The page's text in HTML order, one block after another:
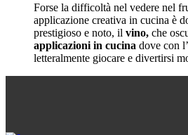
Forse la difficoltà nel vedere nel
applicazione creativa in cucina è
prestigioso e noto, il vino, che
applicazioni in cucina dove con l’
letteralmente giocare e divertirsi